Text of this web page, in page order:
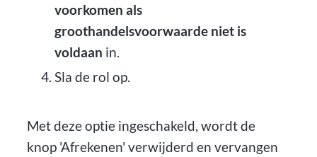
voorkomen als
groothandelsvoorwaarde niet is
voldaan in.
Sla de rol op.
Met deze optie ingeschakeld, wordt de
knop 'Afrekenen' verwijderd en vervangen